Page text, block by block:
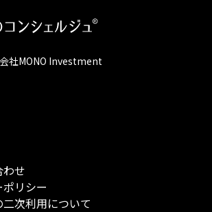
社MONO Investment
せ
リシー
次利用について